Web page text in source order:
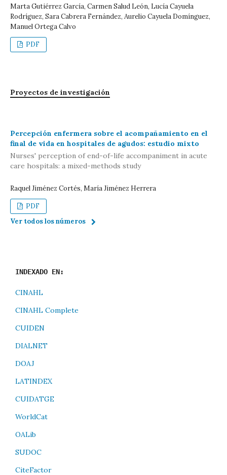
Marta Gutiérrez García, Carmen Salud León, Lucía Cayuela
Rodríguez, Sara Cabrera Fernández, Aurelio Cayuela Domínguez,
Manuel Ortega Calvo
PDF
Proyectos de investigación
Percepción enfermera sobre el acompañamiento en el
final de vida en hospitales de agudos: estudio mixto
Nurses' perception of end-of-life accompaniment in acute
care hospitals: a mixed-methods study
Raquel Jiménez Cortés, María Jiménez Herrera
PDF
Ver todos los números
INDEXADO EN:
CINAHL
CINAHL Complete
CUIDEN
DIALNET
DOAJ
LATINDEX
CUIDATGE
WorldCat
OALib
SUDOC
CiteFactor